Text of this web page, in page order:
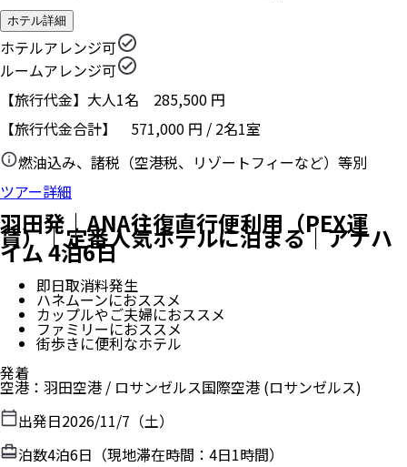
ホテル詳細
ホテルアレンジ可
ルームアレンジ可
【旅行代金】大人1名 285,500 円
【旅行代金合計】 571,000 円 / 2名1室
燃油込み、諸税（空港税、リゾートフィーなど）等別
ツアー詳細
羽田発｜ANA往復直行便利用（PEX運
賃）｜定番人気ホテルに泊まる｜アナハ
イム 4泊6日
即日取消料発生
ハネムーンにおススメ
カップルやご夫婦におススメ
ファミリーにおススメ
街歩きに便利なホテル
発着
空港 ： 羽田空港 / ロサンゼルス国際空港 (ロサンゼルス)
出発日2026/11/7（土）
泊数4泊6日（現地滞在時間： 4日1時間）